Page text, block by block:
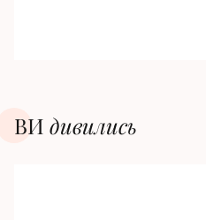
ВИ дивилиcь